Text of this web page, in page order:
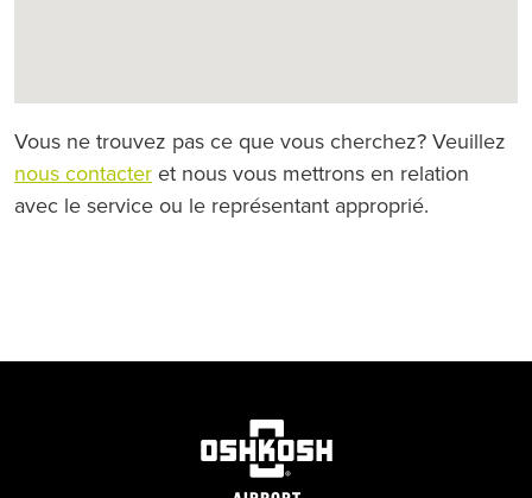
Vous ne trouvez pas ce que vous cherchez? Veuillez
nous contacteret nous vous mettrons en relation
avec le service ou le représentant approprié.